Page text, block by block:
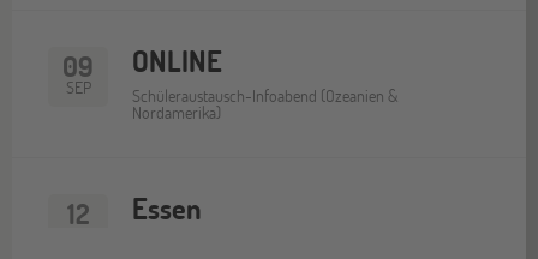
09
SEP
ONLINE
Schüleraustausch-Infoabend (Ozeanien &
Nordamerika)
12 Essen